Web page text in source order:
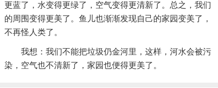
更蓝了，水变得更绿了，空气变得更清新了。总之，我们
的周围变得更美了。鱼儿也渐渐发现自己的家园变美了，
不再怪人类了。
我想：我们不能把垃圾仍金河里，这样，河水会被污
染，空气也不清新了，家园也便得更美了。